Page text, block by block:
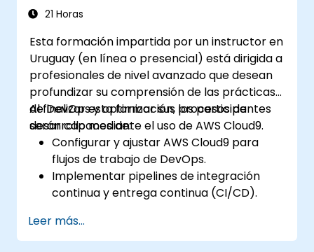
solucionar problemas de aplicaciones
21 Horas
Esta formación impartida por un instructor en
Uruguay (en línea o presencial) está dirigida a
profesionales de nivel avanzado que desean
profundizar su comprensión de las prácticas
de DevOps y optimizar sus procesos de
desarrollo mediante el uso de AWS Cloud9.
Al finalizar esta formación, los participantes
serán capaces de:
Configurar y ajustar AWS Cloud9 para
flujos de trabajo de DevOps.
Implementar pipelines de integración
continua y entrega continua (CI/CD).
monitoreo y despliegue utilizando AWS
Cloud9.
Leer más...